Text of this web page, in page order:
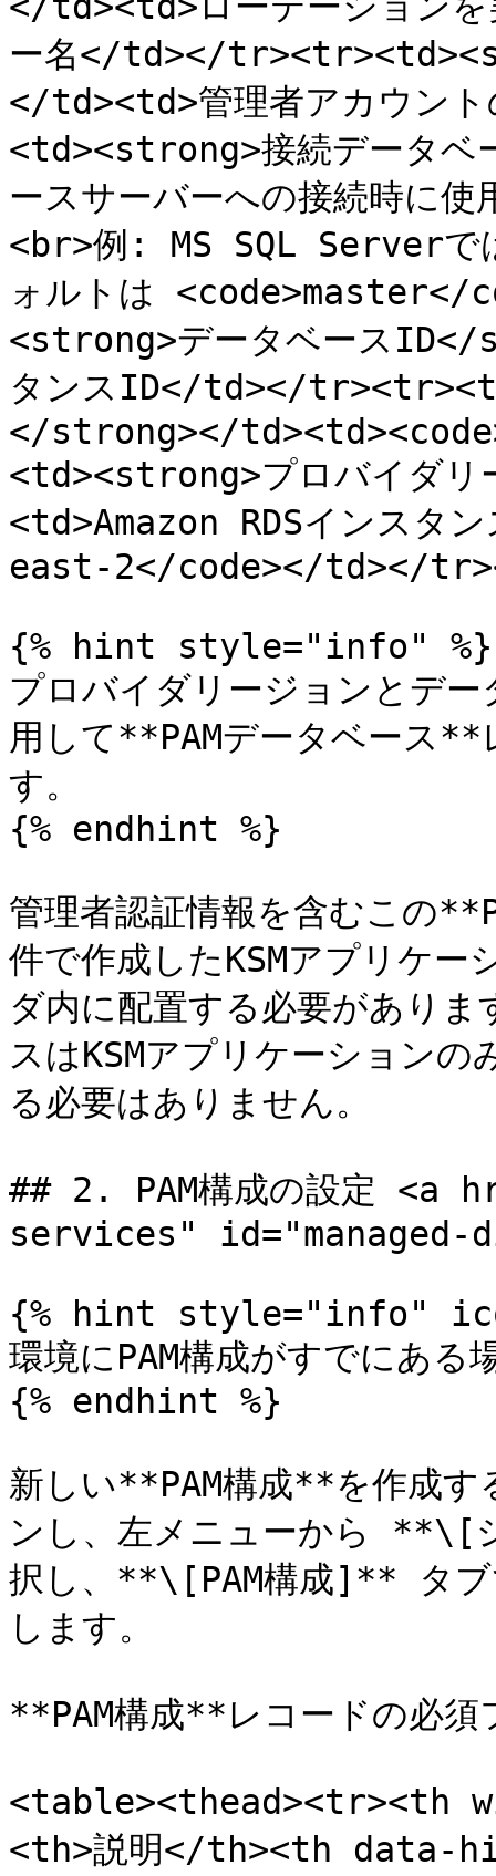
ー名</td></
</td><td>管理者アカウン
<td><strong>接続データ
ースサーバーへの接続時に
<br>例: MS SQL Serverで
ォルトは
<strong>データベースID</
タンスID</td></
</strong></
<td><strong>プロバイダ
<td>Amazon RDSインスタ
east-2</code></td></
{% hint style="info" %}
プロバイダリージョンとデ
用して**PAMデータベース
す。
{% endhint %}
管理者認証情報を含むこの
件で作成したKSMアプリケ
ダ内に配置する必要があり
スはKSMアプリケーション
る必要はありません。
## 2. PAM構成の設定 <a
services"
{% hint style="info"
環境にPAM構成がすでにある
{% endhint %}
新しい**PAM構成**を作成
ンし、左メニューから **\[
択し、**\[PAM構成]** タ
します。
**PAM構成**レコードの必須
<table><thead><tr><th
<th>説明</th><th data-